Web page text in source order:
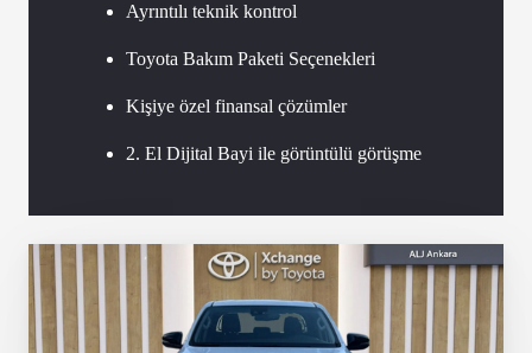
Ayrıntılı teknik kontrol
Toyota Bakım Paketi Seçenekleri
Kişiye özel finansal çözümler
2. El Dijital Bayi ile görüntülü görüşme